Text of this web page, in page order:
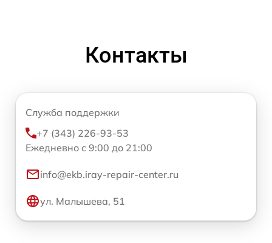
Контакты
Служба поддержки
+7 (343) 226-93-53
Ежедневно с 9:00 до 21:00
info@ekb.iray-repair-center.ru
ул. Малышева, 51